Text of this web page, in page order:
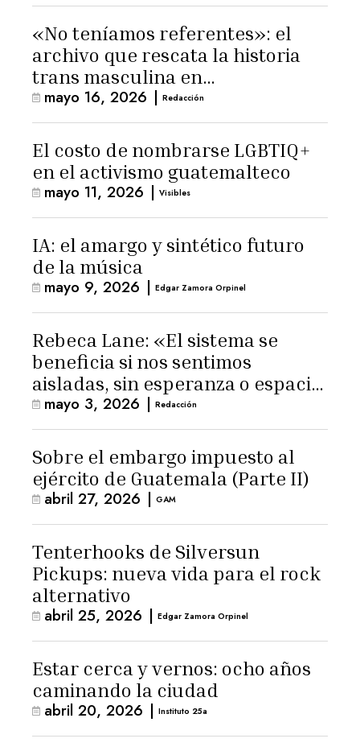
«No teníamos referentes»: el
archivo que rescata la historia
trans masculina en
Latinoamérica
mayo 16, 2026 | Redacción
El costo de nombrarse LGBTIQ+
en el activismo guatemalteco
mayo 11, 2026 | Visibles
IA: el amargo y sintético futuro
de la música
mayo 9, 2026 | Edgar Zamora Orpinel
Rebeca Lane: «El sistema se
beneficia si nos sentimos
aisladas, sin esperanza o espacio
para la ternura»
mayo 3, 2026 | Redacción
Sobre el embargo impuesto al
ejército de Guatemala (Parte II)
abril 27, 2026 | GAM
Tenterhooks de Silversun
Pickups: nueva vida para el rock
alternativo
abril 25, 2026 | Edgar Zamora Orpinel
Estar cerca y vernos: ocho años
caminando la ciudad
abril 20, 2026 | Instituto 25a